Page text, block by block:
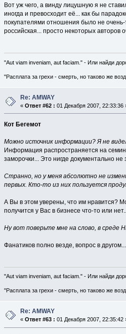
Вот уж чего, а винду лицушную я не
иногда и превосходит её... как бы
покупателями отношения было не очень-
российская... просто некоторых авторов
"Aut viam inveniam, aut faciam." - Или найди
"Расплата за грехи - смерть, но таково же
Re: AMWAY
«Ответ #62 : 01 Декабря 2007, 22:33:36
Кот Бегемот
Можно источник информации? Я не
Информация распространяется на
заморочки... Это нигде документально не
Странно, но у меня абсолютно не
первых. Кто-то из них пользуется
А Вы в этом уверены, что им нравится?
получится у Вас в бизнесе что-то или
Ну вот поверьте мне на слово, в среде
Фанатиков полно везде, вопрос в
"Aut viam inveniam, aut faciam." - Или найди
"Расплата за грехи - смерть, но таково же
Re: AMWAY
«Ответ #63 : 01 Декабря 2007, 22:35:42